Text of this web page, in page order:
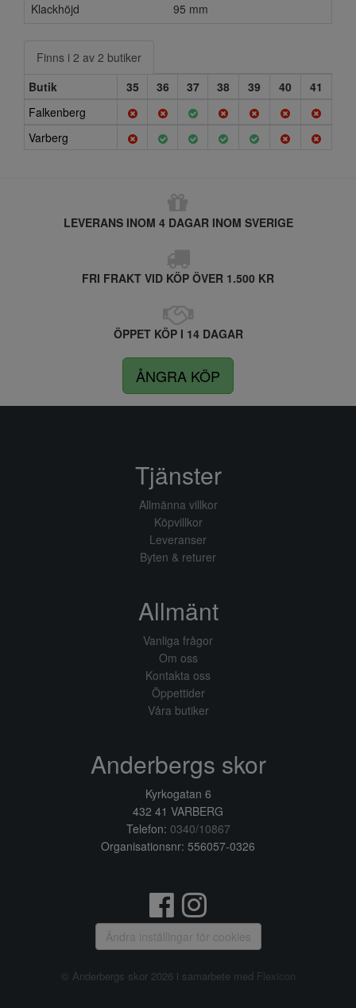
Klackhöjd
95 mm
Finns i 2 av 2 butiker
Butik
35 36 37 38 39 40
41
Falkenberg
Varberg
LEVERANS INOM 4 DAGAR INOM SVERIGE
FRI FRAKT VID KÖP ÖVER 1.500 KR
ÖPPET KÖP I 14 DAGAR
ÅNGRA KÖP
Tjänster
Allmänna villkor
Köpvillkor
Leveranser
Byten & returer
Allmänt
Vanliga frågor
Om oss
Kontakta oss
Öppettider
Våra butiker
Anderbergs skor
Kyrkogatan 6
432 41 VARBERG
Telefon: 0340/10867
Organisationsnr: 556057-0326
Ändra inställingar för cookies
© Anderbergs skor 2026 i samarbete med Flexicon